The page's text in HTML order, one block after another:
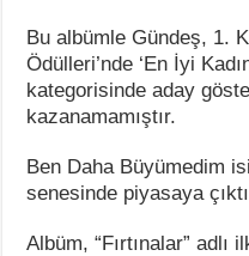
Bu albümle Gündeş, 1.
Ödülleri’nde ‘En İyi
kategorisinde aday
kazanamamıştır.
Ben Daha Büyümedim
senesinde piyasaya
Albüm, “Fırtınalar”